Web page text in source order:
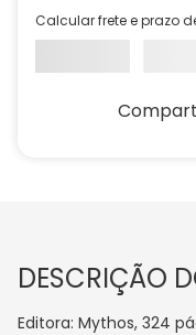
Calcular frete e prazo
DESCRIÇÃO
Editora: Mythos, 324